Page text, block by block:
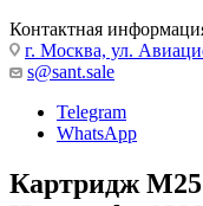
Контактная
г. Москва, ул.
s@sant.sale
Telegram
WhatsApp
Картридж М25